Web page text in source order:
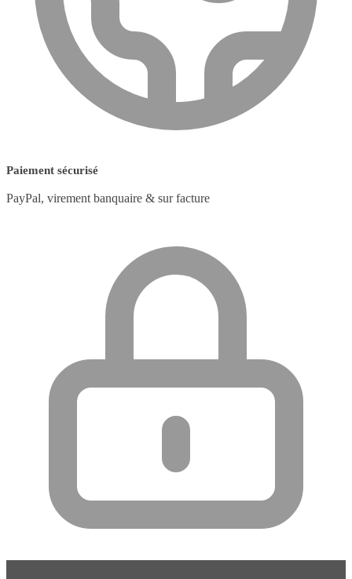
Paiement sécurisé
PayPal, virement banquaire & sur facture